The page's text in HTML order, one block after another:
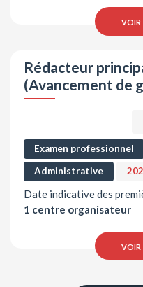
voir
Rédacteur
(Avancement de
Examen professionnel
Administrative
Date indicative des
1 centre organisateur
voir